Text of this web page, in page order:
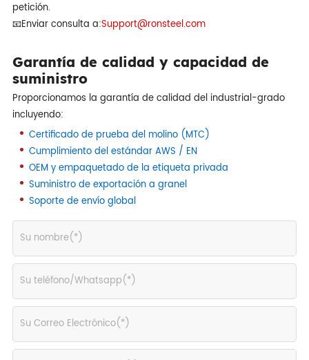
petición.
📧Enviar consulta a:Support@ronsteel.com
Garantía de calidad y capacidad de
suministro
Proporcionamos la garantía de calidad del industrial-grado
incluyendo:
Certificado de prueba del molino (MTC)
Cumplimiento del estándar AWS / EN
OEM y empaquetado de la etiqueta privada
Suministro de exportación a granel
Soporte de envío global